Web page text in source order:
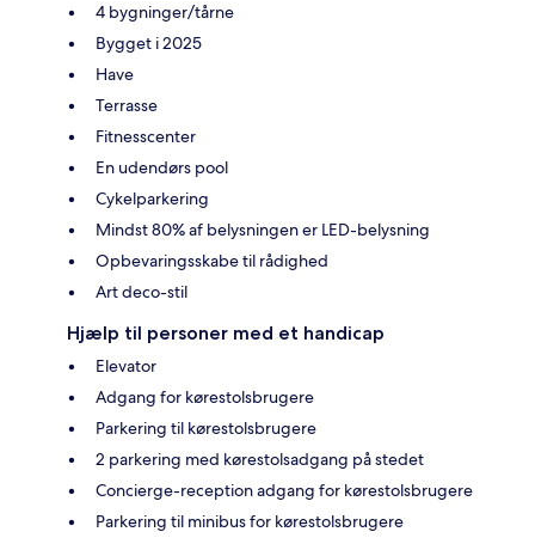
4 bygninger/tårne
Bygget i 2025
Have
Terrasse
Fitnesscenter
En udendørs pool
Cykelparkering
Mindst 80% af belysningen er LED-belysning
Opbevaringsskabe til rådighed
Art deco-stil
Hjælp til personer med et handicap
Elevator
Adgang for kørestolsbrugere
Parkering til kørestolsbrugere
2 parkering med kørestolsadgang på stedet
Concierge-reception adgang for kørestolsbrugere
Parkering til minibus for kørestolsbrugere